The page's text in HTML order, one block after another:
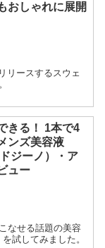
おしゃれに展開
リースするスウェ
きる！ 1本で4
ンズ美容液
ジーノ）・ア
ュー
なせる話題の美容
試してみました。